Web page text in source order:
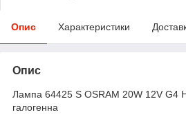
Опис Характеристики
Опис
Лампа 64425 S OSRAM 20W 12V G4
галогенна